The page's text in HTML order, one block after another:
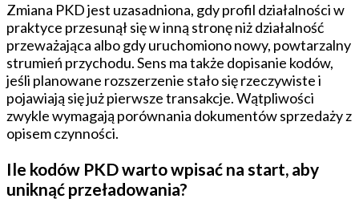
Zmiana PKD jest uzasadniona, gdy profil działalności w
praktyce przesunął się w inną stronę niż działalność
przeważająca albo gdy uruchomiono nowy, powtarzalny
strumień przychodu. Sens ma także dopisanie kodów,
jeśli planowane rozszerzenie stało się rzeczywiste i
pojawiają się już pierwsze transakcje. Wątpliwości
zwykle wymagają porównania dokumentów sprzedaży z
opisem czynności.
Ile kodów PKD warto wpisać na start, aby
uniknąć przeładowania?